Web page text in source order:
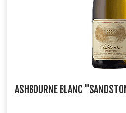
ASHBOURNE BLANC